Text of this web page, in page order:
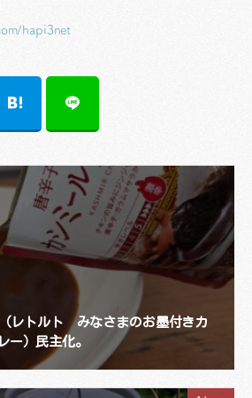
hapi3net
レトルト みなさまのお墨付きカ
ー）民主化。